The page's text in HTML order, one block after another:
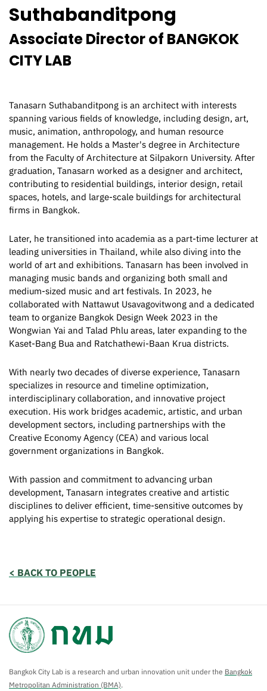
Suthabanditpong
Associate Director of BANGKOK
CITY LAB
Tanasarn Suthabanditpong is an architect with interests
spanning various fields of knowledge, including design, art,
music, animation, anthropology, and human resource
management. He holds a Master's degree in Architecture
from the Faculty of Architecture at Silpakorn University. After
graduation, Tanasarn worked as a designer and architect,
contributing to residential buildings, interior design, retail
spaces, hotels, and large-scale buildings for architectural
firms in Bangkok.
Later, he transitioned into academia as a part-time lecturer at
leading universities in Thailand, while also diving into the
world of art and exhibitions. Tanasarn has been involved in
managing music bands and organizing both small and
medium-sized music and art festivals. In 2023, he
collaborated with Nattawut Usavagovitwong and a dedicated
team to organize Bangkok Design Week 2023 in the
Wongwian Yai and Talad Phlu areas, later expanding to the
Kaset-Bang Bua and Ratchathewi-Baan Krua districts.
With nearly two decades of diverse experience, Tanasarn
specializes in resource and timeline optimization,
interdisciplinary collaboration, and innovative project
execution. His work bridges academic, artistic, and urban
development sectors, including partnerships with the
Creative Economy Agency (CEA) and various local
government organizations in Bangkok.
With passion and commitment to advancing urban
development, Tanasarn integrates creative and artistic
disciplines to deliver efficient, time-sensitive outcomes by
applying his expertise to strategic operational design.
< BACK TO PEOPLE
Bangkok City Lab is a research and urban innovation unit under the Bangkok
Metropolitan Administration (BMA).